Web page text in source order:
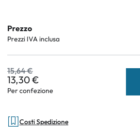
Prezzo
Prezzi IVA inclusa
15,64 €
13,30 €
Per confezione
Costi Spedizione